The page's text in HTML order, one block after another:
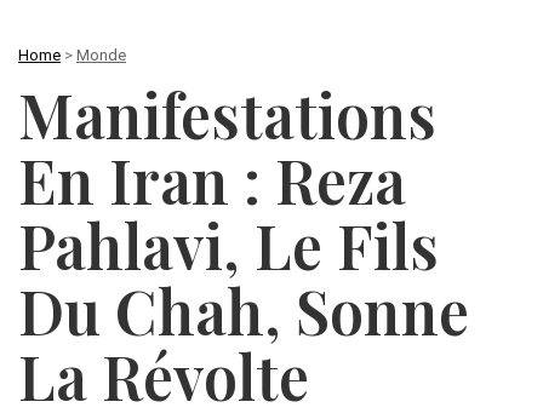
Home > Monde
Manifestations
En Iran : Reza
Pahlavi, Le Fils
Du Chah, Sonne
La Révolte